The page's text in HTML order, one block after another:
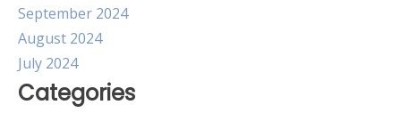
September 2024
August 2024
July 2024
Categories